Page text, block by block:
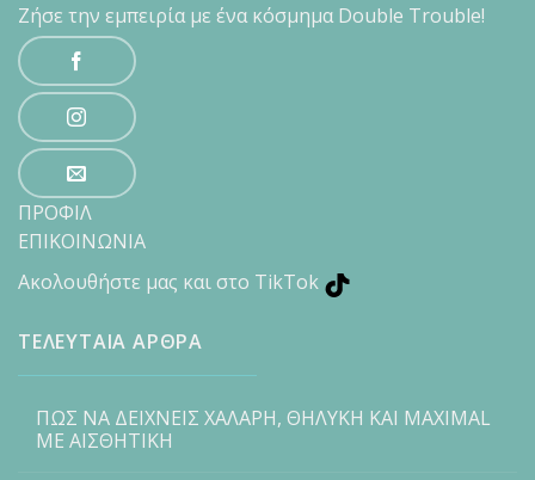
Ζήσε την εμπειρία με ένα κόσμημα Double Trouble!
ΠΡΟΦΙΛ
ΕΠΙΚΟΙΝΩΝΙΑ
Ακολουθήστε μας και στο TikTok
ΤΕΛΕΥΤΑΙΑ ΑΡΘΡΑ
ΠΩΣ ΝΑ ΔΕΙΧΝΕΙΣ ΧΑΛΑΡΗ, ΘΗΛΥΚΗ ΚΑΙ MAXIMAL
ΜΕ ΑΙΣΘΗΤΙΚΗ